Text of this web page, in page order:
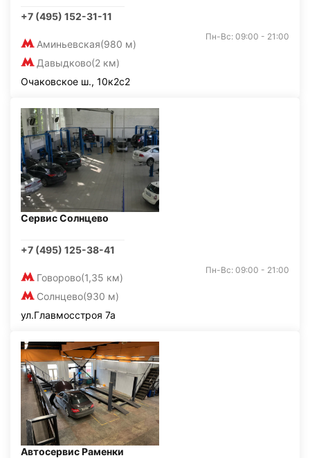
+7 (495) 152-31-11
Аминьевская(980 м)
Давыдково(2 км)
Пн-Вс: 09:00 - 21:00
Очаковское ш., 10к2с2
Сервис Солнцево
+7 (495) 125-38-41
Говорово(1,35 км)
Солнцево(930 м)
Пн-Вс: 09:00 - 21:00
ул.Главмосстроя 7а
Автосервис Раменки